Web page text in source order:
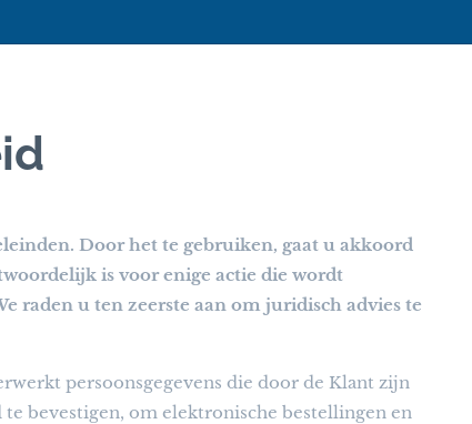
Door het te gebruiken, gaat u akkoord
is voor enige actie die wordt
raden u ten zeerste aan om juridisch advies te
persoonsgegevens die door de Klant zijn
bevestigen, om elektronische bestellingen en